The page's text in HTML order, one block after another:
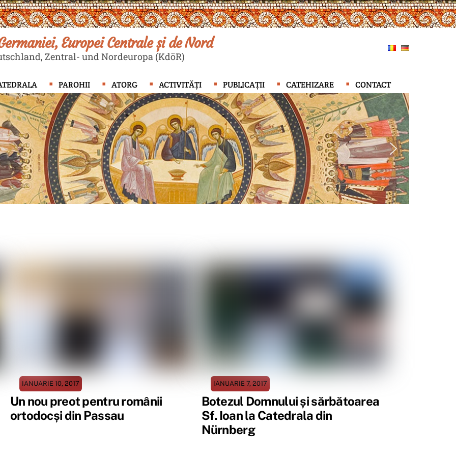
Europei Centrale și de Nord
Zentral- und Nordeuropa (KdöR)
PAROHII ATORG ACTIVITĂȚI PUBLICAȚII CATEHIZARE CONTACT
IANUARIE 10, 2017
Un nou preot pentru românii
ortodocși din Passau
IANUARIE 7, 2017
Botezul Domnului și sărbătoarea
Sf. Ioan la Catedrala din
Nürnberg